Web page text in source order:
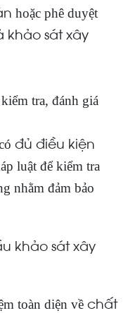
hoặc phê duyệt
sát xây
tra, đánh giá
đủ điều kiện
luật để kiểm tra
nhằm đảm bảo
khảo sát xây
toàn diện về chất